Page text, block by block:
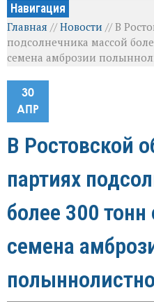
Навигация
Главная //Новости //В
подсолнечника массой
семена амброзии
30
АПР
В Ростовской
партиях
более 300
семена